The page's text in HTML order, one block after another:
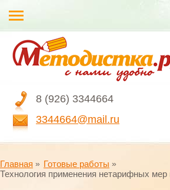
8 (926) 3344664
3344664@mail.ru
Главная
Готовые работы
Технология применения нетарифных мер